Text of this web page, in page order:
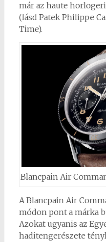
már az haute
(lásd Patek Philippe
Time).
Blancpain Air
A Blancpain Air
módon pont a márka
Azokat ugyanis az
haditengerészete